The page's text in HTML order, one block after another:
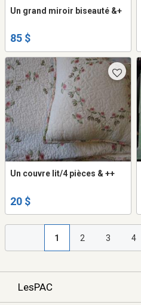
Un grand miroir biseauté &+
85 $
Un couvre lit/4 pièces & ++
20 $
1 2 3 4
LesPAC